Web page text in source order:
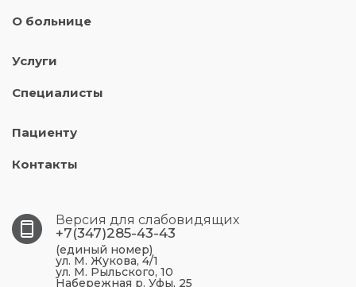
О больнице
Услуги
Специалисты
Пациенту
Контакты
Версия для слабовидящих
+7(347)285-43-43
(единый номер)
ул. М. Жукова, 4/1
ул. М. Рыльского, 10
Набережная р. Уфы, 25